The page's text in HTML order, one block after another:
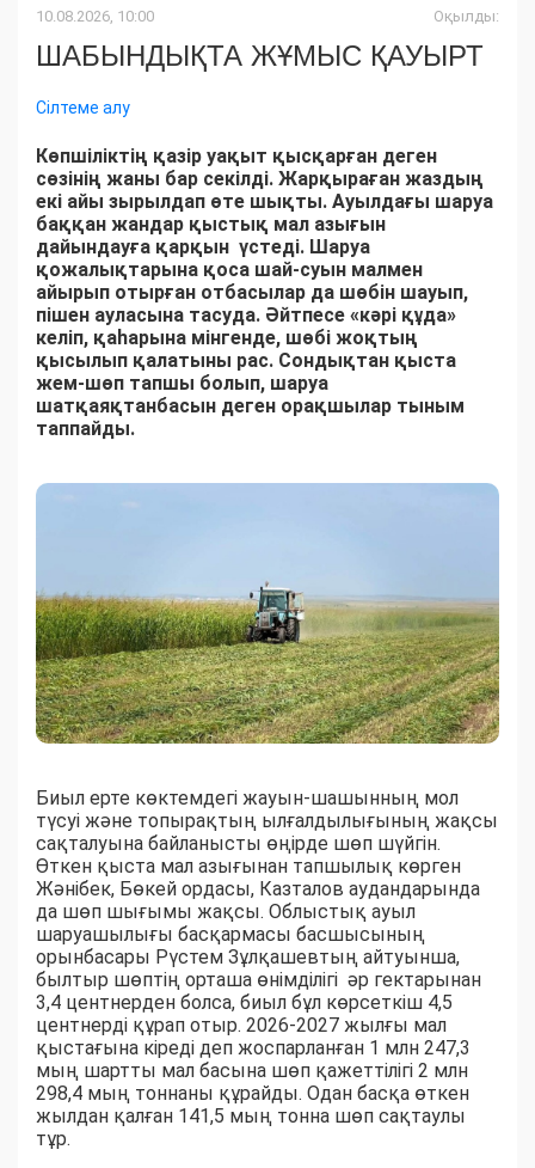
10.08.2026, 10:00 Оқылды:
ШАБЫНДЫҚТА ЖҰМЫС ҚАУЫРТ
Сілтеме алу
Көпшіліктің қазір уақыт қысқарған деген
сөзінің жаны бар секілді. Жарқыраған жаздың
екі айы зырылдап өте шықты. Ауылдағы шаруа
баққан жандар қыстық мал азығын
дайындауға қарқын үстеді. Шаруа
қожалықтарына қоса шай-суын малмен
айырып отырған отбасылар да шөбін шауып,
пішен ауласына тасуда. Әйтпесе «кәрі құда»
келіп, қаһарына мінгенде, шөбі жоқтың
қысылып қалатыны рас. Сондықтан қыста
жем-шөп тапшы болып, шаруа
шатқаяқтанбасын деген орақшылар тыным
таппайды.
Биыл ерте көктемдегі жауын-шашынның мол
түсуі және топырақтың ылғалдылығының жақсы
сақталуына байланысты өңірде шөп шүйгін.
Өткен қыста мал азығынан тапшылық көрген
Жәнібек, Бөкей ордасы, Казталов аудандарында
да шөп шығымы жақсы. Облыстық ауыл
шаруашылығы басқармасы басшысының
орынбасары Рүстем Зұлқашевтың айтуынша,
былтыр шөптің орташа өнімділігі әр гектарынан
3,4 центнерден болса, биыл бұл көрсеткіш 4,5
центнерді құрап отыр. 2026-2027 жылғы мал
қыстағына кіреді деп жоспарланған 1 млн 247,3
мың шартты мал басына шөп қажеттілігі 2 млн
298,4 мың тоннаны құрайды. Одан басқа өткен
жылдан қалған 141,5 мың тонна шөп сақтаулы
тұр.